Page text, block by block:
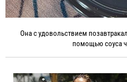
Она с удовольствием
помощью соуса